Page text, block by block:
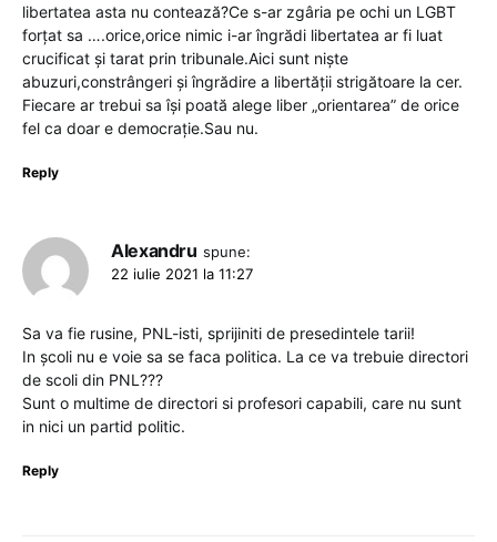
libertatea asta nu contează?Ce s-ar zgâria pe ochi un LGBT
forțat sa ….orice,orice nimic i-ar îngrădi libertatea ar fi luat
crucificat și tarat prin tribunale.Aici sunt niște
abuzuri,constrângeri și îngrădire a libertății strigătoare la cer.
Fiecare ar trebui sa își poată alege liber „orientarea” de orice
fel ca doar e democrație.Sau nu.
Reply
Alexandru spune:
22 iulie 2021 la 11:27
Sa va fie rusine, PNL-isti, sprijiniti de presedintele tarii!
In școli nu e voie sa se faca politica. La ce va trebuie directori
de scoli din PNL???
Sunt o multime de directori si profesori capabili, care nu sunt
in nici un partid politic.
Reply